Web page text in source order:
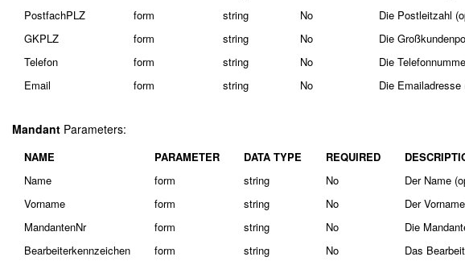
PostfachPLZ
form string No
Die Postleitzahl
GKPLZ
form string No
Die
Telefon
form string No
Die
Email
form string No Die
Mandant Parameters:
NAME PARAMETER DATA TYPE REQUIRED
Name
form string No
Der Name
Vorname
form string No
Der
MandantenNr
form string No
Die
Bearbeiterkennzeichen
form string No Das